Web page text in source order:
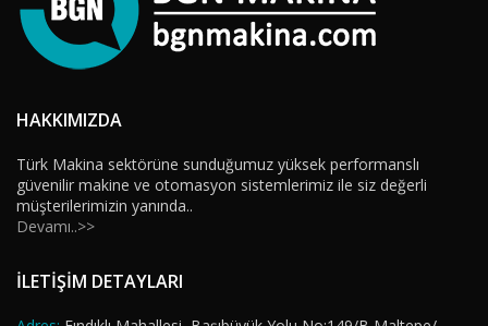
HAKKIMIZDA
Türk Makina sektörüne sunduğumuz yüksek performanslı
güvenilir makine ve otomasyon sistemlerimiz ile siz değerli
müşterilerimizin yanında..
Devamı..>>
İLETİŞİM DETAYLARI